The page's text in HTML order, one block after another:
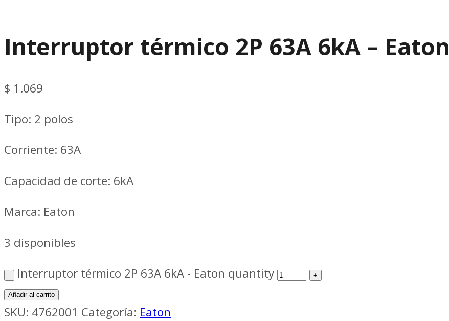
Interruptor térmico 2P 63A 6kA – Eaton
$ 1.069
Tipo: 2 polos
Corriente: 63A
Capacidad de corte: 6kA
Marca: Eaton
3 disponibles
Interruptor térmico 2P 63A 6kA - Eaton quantity
Añadir al carrito
SKU: 4762001 Categoría: Eaton